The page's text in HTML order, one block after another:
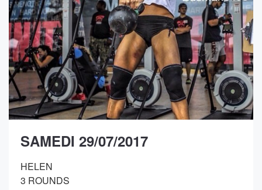
SAMEDI 29/07/2017
HELEN
3 ROUNDS